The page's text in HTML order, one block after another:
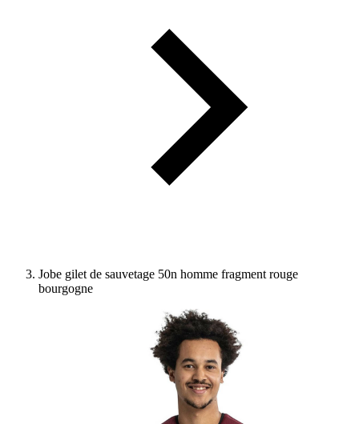
Jobe gilet de sauvetage 50n homme fragment rouge
bourgogne